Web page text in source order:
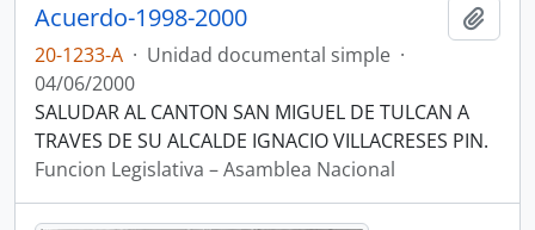
Acuerdo-1998-2000
20-1233-A · Unidad documental simple ·
04/06/2000
SALUDAR AL CANTON SAN MIGUEL DE TULCAN A
TRAVES DE SU ALCALDE IGNACIO VILLACRESES PIN.
Funcion Legislativa – Asamblea Nacional